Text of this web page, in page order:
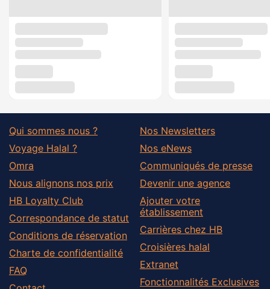
Qui sommes nous ?
Voyage Halal ?
Omra
Nous alignons nos prix
HB Loyalty Club
Correspondance de statut
Conditions de réservation
Charte de confidentialité
FAQ
Nos Newsletters
Nos eNews
Communiqués de presse
Devenir une agence
Ajouter votre
établissement
Carrières chez HB
Croisières halal
Extranet
Fonctionnalités Exclusives